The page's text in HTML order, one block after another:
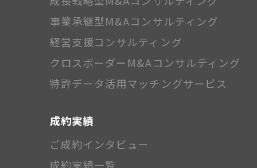
事業承継型M&Aコンサルティング
経営支援コンサルティング
クロスボーダーM&Aコンサルティング
特許データ活用マッチングサービス
成約実績
ご成約インタビュー
成約実績一覧